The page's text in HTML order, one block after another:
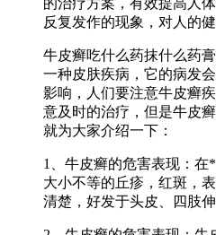
反复发作的现象，对人的
牛皮癣吃什么药抹什么药
一种皮肤疾病，它的病发
影响，人们要注意牛皮癣
意及时的治疗，但是牛皮
就为大家介绍一下：
1、牛皮癣的危害表现：
大小不等的丘疹，红斑，
清楚，好发于头皮、四肢伸